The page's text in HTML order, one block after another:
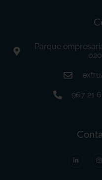
Parque
967 21